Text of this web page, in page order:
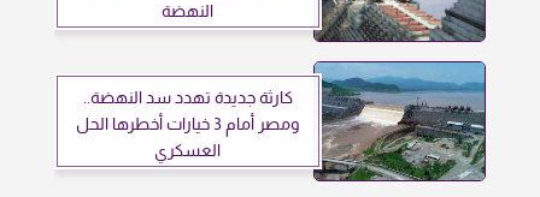
النهضة
كارثة جديدة تهدد سد النهضة..
ومصر أمام 3 خيارات أخطرها الحل
العسكري